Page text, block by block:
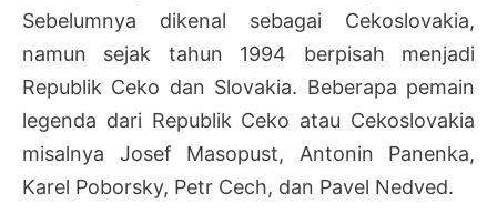
Sebelumnya dikenal sebagai Cekoslovakia,
namun sejak tahun 1994 berpisah menjadi
Republik Ceko dan Slovakia. Beberapa pemain
legenda dari Republik Ceko atau Cekoslovakia
misalnya Josef Masopust, Antonin Panenka,
Karel Poborsky, Petr Cech, dan Pavel Nedved.